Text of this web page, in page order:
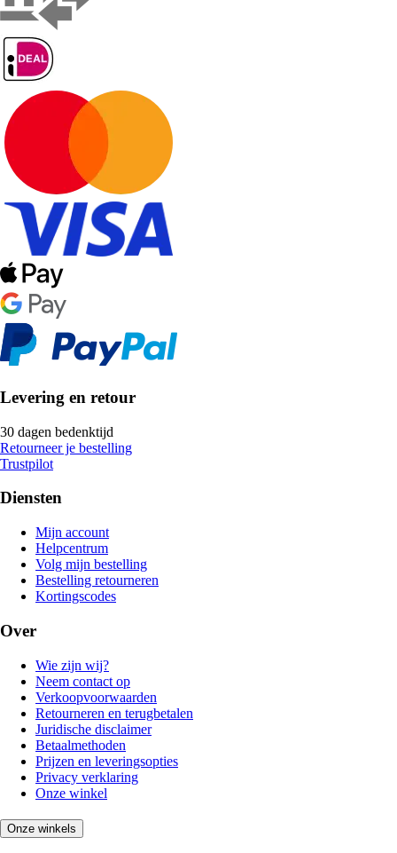
Levering en retour
30 dagen bedenktijd
Retourneer je bestelling
Trustpilot
Diensten
Mijn account
Helpcentrum
Volg mijn bestelling
Bestelling retourneren
Kortingscodes
Over
Wie zijn wij?
Neem contact op
Verkoopvoorwaarden
Retourneren en terugbetalen
Juridische disclaimer
Betaalmethoden
Prijzen en leveringsopties
Privacy verklaring
Onze winkel
Onze winkels